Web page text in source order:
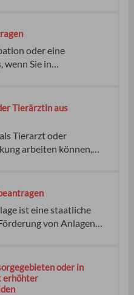
Keine
Württemberg
3. telefonisch unter
oder eine
wenn Sie in
die Approbation
können
keine
Tierärztin aus
Tierarzt oder
arbeiten können,
Regelungen. Den
Sie auch aus dem
ist eine staatliche
von Anlagen
Die
beim Hinweis:
oder in
erhöhter